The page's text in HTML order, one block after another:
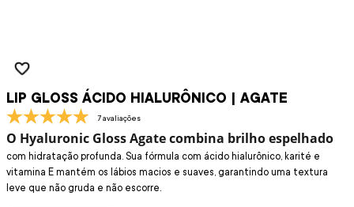
LIP GLOSS ÁCIDO HIALURÔNICO | AGATE
7 avaliações
O Hyaluronic Gloss Agate combina brilho espelhado
com hidratação profunda. Sua fórmula com ácido hialurônico, karité e
vitamina E mantém os lábios macios e suaves, garantindo uma textura
leve que não gruda e não escorre.